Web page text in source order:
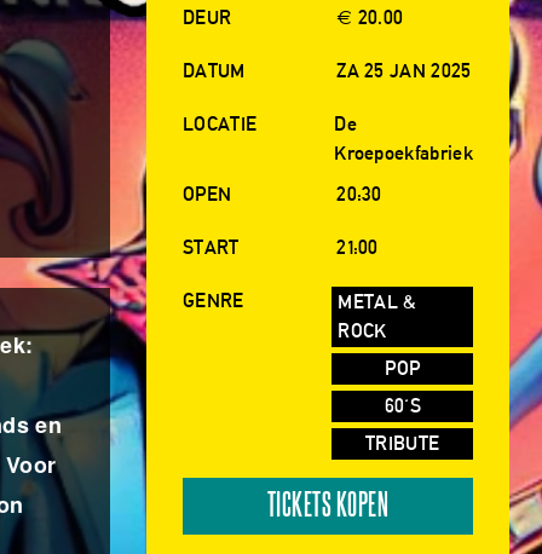
en
DEUR € 20.00
DATUM ZA 25 JAN 2025
LOCATIE
De
Kroepoekfabriek
OPEN
20:30
START 21:00
GENRE
METAL &
ROCK
POP
60'S
TRIBUTE
TICKETS KOPEN